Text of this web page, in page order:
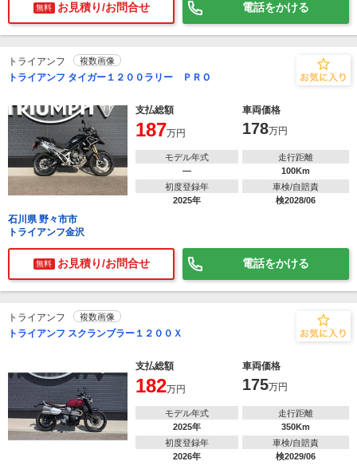
無料 お見積り/お問合せ 電話をかける
トライアンフ 複数画像
トライアンフ タイガー１２００ラリー ＰＲＯ
支払総額 車両価格
187万円 178万円
モデル年式
―
走行距離
100Km
初度登録年
2025年
車検/自賠責
検2028/06
石川県 野々市市
トライアンフ金沢
無料 お見積り/お問合せ 電話をかける
トライアンフ 複数画像
トライアンフ スクランブラー１２００Ｘ
支払総額 車両価格
182万円 175万円
モデル年式
2025年
走行距離
350Km
初度登録年
2026年
車検/自賠責
検2029/06